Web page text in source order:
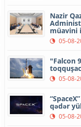
Nazir
müavini
05-08-
"Falcon
05-08-
qədər
05-08-